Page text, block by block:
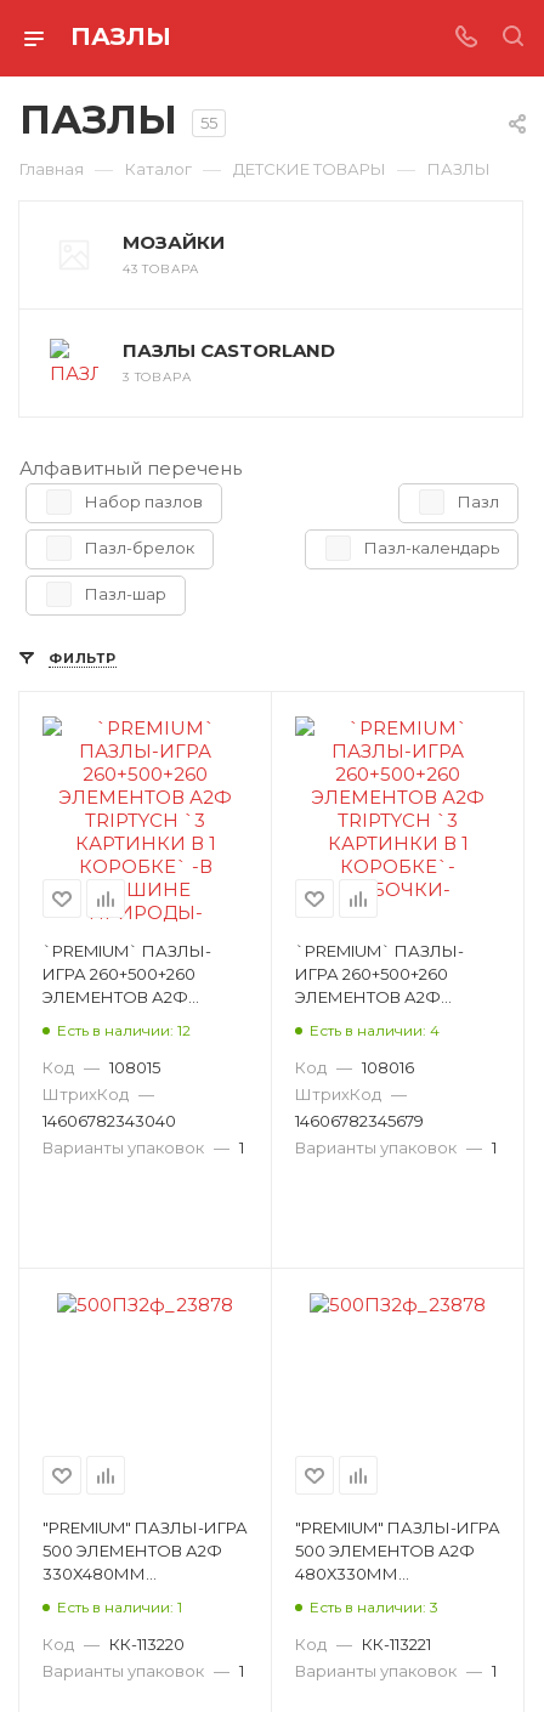
ПАЗЛЫ
ПАЗЛЫ 55
Главная — Каталог — ДЕТСКИЕ ТОВАРЫ — ПАЗЛЫ
МОЗАЙКИ
43 ТОВАРА
ПАЗЛЫ CASTORLAND
3 ТОВАРА
Алфавитный перечень
Набор пазлов Пазл
Пазл-брелок Пазл-календарь
Пазл-шар
ФИЛЬТР
`PREMIUM` ПАЗЛЫ-
ИГРА 260+500+260
ЭЛЕМЕНТОВ А2Ф
ТИШИНЕ ПРИРОДЫ-
Т1020ПЗ2_18703
Есть в наличии: 12
Код — 108015
ШтрихКод —
14606782343040
Варианты упаковок — 1
`PREMIUM` ПАЗЛЫ-
ИГРА 260+500+260
ЭЛЕМЕНТОВ А2Ф
БАБОЧКИ-
Т1020ПЗ2_22653
Есть в наличии: 4
Код — 108016
ШтрихКод —
14606782345679
Варианты упаковок — 1
"PREMIUM" ПАЗЛЫ-ИГРА
500 ЭЛЕМЕНТОВ А2Ф
330Х480ММ
ФОТО: П.С. ДЕМИДО
500ПЗ2ф_23880
Есть в наличии: 1
Код — КК-113220
Варианты упаковок — 1
"PREMIUM" ПАЗЛЫ-ИГРА
500 ЭЛЕМЕНТОВ А2Ф
480Х330ММ
ИТАЛЬЯНСКИЙ
ПРОСВЕТ. ФОТО:
Есть в наличии: 3
Код — КК-113221
Варианты упаковок — 1